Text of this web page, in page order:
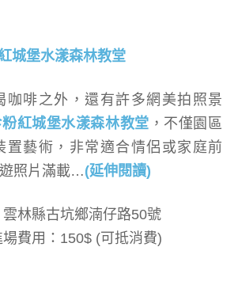
咖啡之外，還有許多網美拍照景
紅城堡水漾森林教堂 ，不僅園區
置藝術，非常適合情侶或家庭前
照片滿載…(延伸閱讀)
林縣古坑鄉湳仔路50號
場費用：150$ (可抵消費)